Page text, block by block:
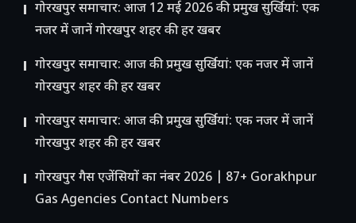
गोरखपुर समाचार: आज 12 मई 2026 की प्रमुख सुर्खियां: एक
नजर में जानें गोरखपुर शहर की हर खबर
गोरखपुर समाचार: आज की प्रमुख सुर्खियां: एक नजर में जानें
गोरखपुर शहर की हर खबर
गोरखपुर समाचार: आज की प्रमुख सुर्खियां: एक नजर में जानें
गोरखपुर शहर की हर खबर
गोरखपुर गैस एजेंसियों का नंबर 2026 | 87+ Gorakhpur
Gas Agencies Contact Numbers